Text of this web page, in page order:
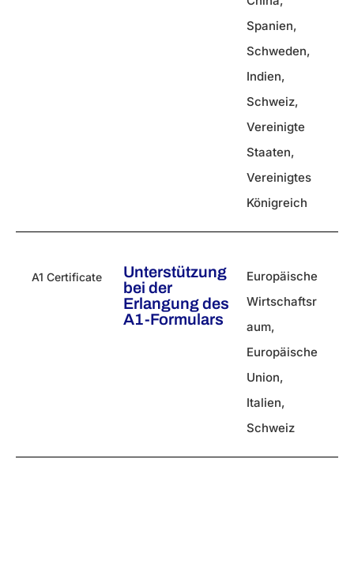
Spanien,
Schweden,
Indien,
Schweiz,
Vereinigte
Staaten,
Vereinigtes
Königreich
A1 Certificate
Unterstützung
bei der
Erlangung des
A1-Formulars
Europäische
Wirtschaftsr
aum,
Europäische
Union,
Italien,
Schweiz